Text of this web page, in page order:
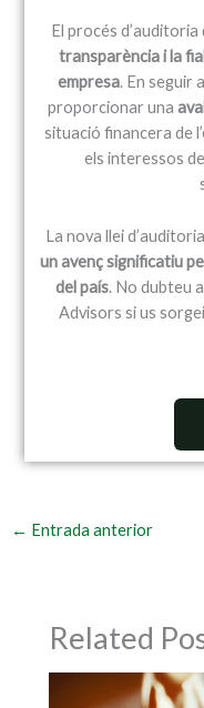
El procés d’auditoria
transparència i la
empresa. En seguir
proporcionar una
situació financera de
els interessos
La nova llei
un avenç significatiu
del país. No dubteu
Advisors si us
← Entrada anterior
Related